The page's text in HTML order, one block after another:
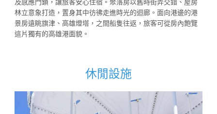
及感應門鎖，讓旅客安心住宿。聚落房以舊時街弄交錯、屋房
林立意象打造，置身其中彷彿走進時光的迴廊。面向港邊的港
景房遠眺旗津、高雄燈塔，之間船隻往返，旅客可從房內飽覽
這片獨有的高雄港面貌。
休閒設施